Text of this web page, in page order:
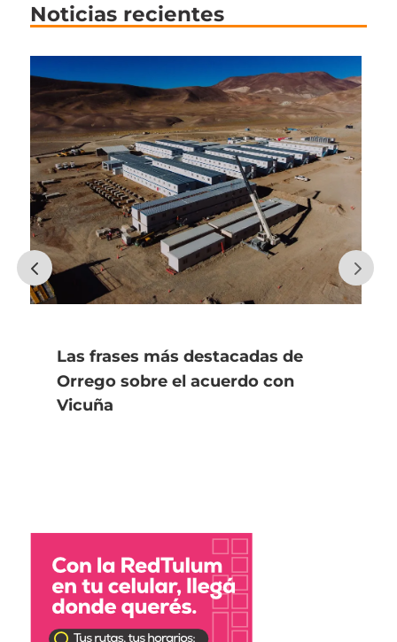
Noticias recientes
Las frases más destacadas de
Orrego sobre el acuerdo con
Vicuña